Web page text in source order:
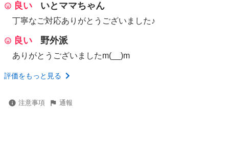
良い いとママちゃん
丁寧なご対応ありがとうございました♪
良い 野外派
ありがとうございましたm(__)m
評価をもっと見る
注意事項 通報